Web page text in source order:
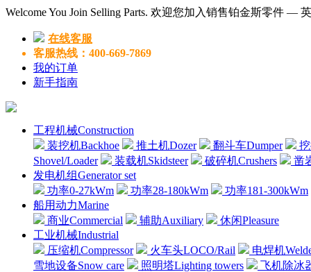
Welcome You Join Selling Parts. 欢迎您加入销售铂金斯零件 —
在线客服
客服热线：400-669-7869
我的订单
新手指南
工程机械Construction
装挖机Backhoe
推土机Dozer 翻斗车Dumper
Shovel/Loader
装载机Skidsteer 破碎机Crushers
凿
发电机组Generator set
功率0-27kWm
功率28-180kWm
功率181-300kWm
船用动力Marine
商业Commercial
辅助Auxiliary
休闲Pleasure
工业机械Industrial
压缩机Compressor
火车头LOCO/Rail
电焊机
雪地设备Snow care
照明塔Lighting towers 飞机除冰